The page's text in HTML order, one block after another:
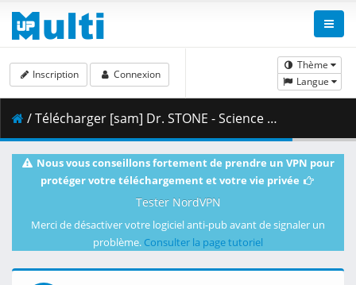
Thème
Langue
Inscription Connexion
/ Télécharger [sam] Dr. STONE - Science Future - 15 [WEB 1080p EAC-3] [9527E41F].mkv.005 ( 451.61 MB )
Nous vous conseillons fortement de prendre un VPN pour
protéger votre téléchargement et votre vie privée
Tester NordVPN
Merci de désactiver votre logiciel anti-pub avant de signaler un
problème. Consulter la page tutoriel